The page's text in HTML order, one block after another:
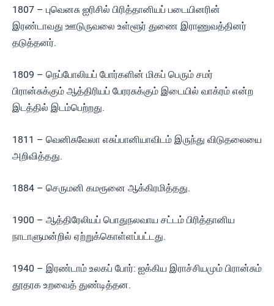
1807 – புவெனசு ஐரிசில் பிரித்தானியப் படையினரின்
இரண்டாவது ஊடுருவலை உள்ளூர் துணை இராணுவத்தினர்
தடுத்தனர்.
1809 – நெப்போலியப் போர்களின் மிகப் பெரும் சமர்
பிரான்சுக்கும் ஆத்திரியப் பேரரசுக்கும் இடையில் வாக்ரம் என்ற
இடத்தில் இடம்பெற்றது.
1811 – வெனிசுவேலா எசுப்பானியாவிடம் இருந்து விடுதலையை
அறிவித்தது.
1884 – செருமனி கமரூனை ஆக்கிரமித்தது.
1900 – ஆத்திரேலியப் பொதுநலவாய சட்டம் பிரித்தானிய
நாடாளுமன்றில் ஏற்றுக்கொள்ளப்பட்டது.
1940 – இரண்டாம் உலகப் போர்: ஐக்கிய இராச்சியமும் பிரான்சும்
தூதரக உறவைத் துண்டித்தன.